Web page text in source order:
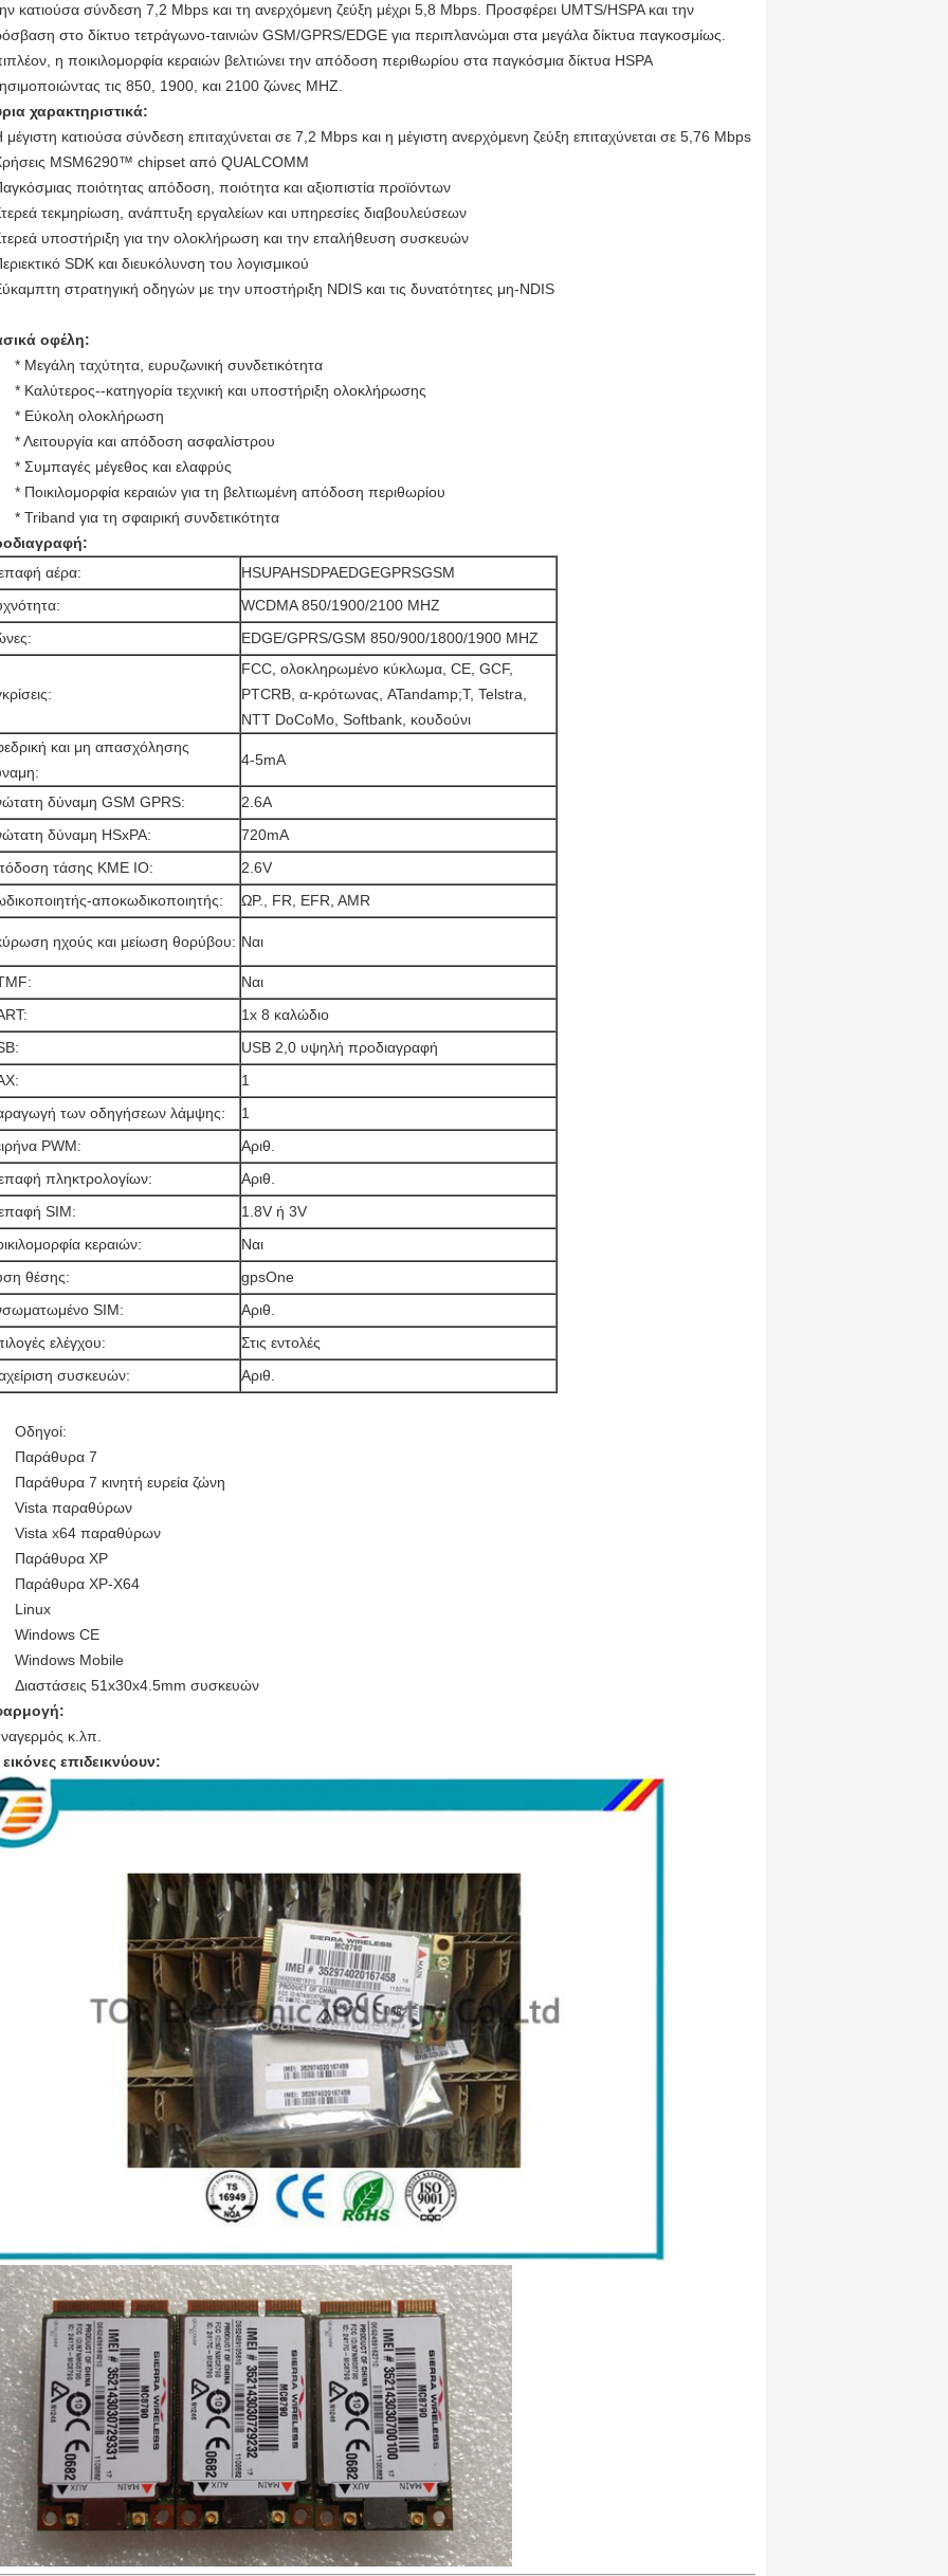
κατιούσα σύνδεση 7,2 Mbps και τη ανερχόμενη ζεύξη μέχρι 5,8 Mbps. Προσφέρει UMTS/HSPA και την
στο δίκτυο τετράγωνο-ταινιών GSM/GPRS/EDGE για περιπλανώμαι στα μεγάλα δίκτυα παγκοσμίως.
η ποικιλομορφία κεραιών βελτιώνει την απόδοση περιθωρίου στα παγκόσμια δίκτυα HSPA
τις 850, 1900, και 2100 ζώνες MHZ.
χαρακτηριστικά:
μέγιστη κατιούσα σύνδεση επιταχύνεται σε 7,2 Mbps και η μέγιστη ανερχόμενη ζεύξη επιταχύνεται σε 5,76 Mbps
MSM6290™ chipset από QUALCOMM
ποιότητας απόδοση, ποιότητα και αξιοπιστία προϊόντων
τεκμηρίωση, ανάπτυξη εργαλείων και υπηρεσίες διαβουλεύσεων
υποστήριξη για την ολοκλήρωση και την επαλήθευση συσκευών
SDK και διευκόλυνση του λογισμικού
στρατηγική οδηγών με την υποστήριξη NDIS και τις δυνατότητες μη-NDIS
οφέλη:
* Μεγάλη ταχύτητα, ευρυζωνική συνδετικότητα
* Καλύτερος--κατηγορία τεχνική και υποστήριξη ολοκλήρωσης
* Εύκολη ολοκλήρωση
* Λειτουργία και απόδοση ασφαλίστρου
* Συμπαγές μέγεθος και ελαφρύς
* Ποικιλομορφία κεραιών για τη βελτιωμένη απόδοση περιθωρίου
* Triband για τη σφαιρική συνδετικότητα
αέρα:
HSUPAHSDPAEDGEGPRSGSM
WCDMA 850/1900/2100 MHZ
EDGE/GPRS/GSM 850/900/1800/1900 MHZ
FCC, ολοκληρωμένο κύκλωμα, CE, GCF,
PTCRB, α-κρότωνας, ATandamp;T, Telstra,
NTT DoCoMo, Softbank, κουδούνι
και μη απασχόλησης
4-5mA
δύναμη GSM GPRS:
2.6A
δύναμη HSxPA:
720mA
τάσης ΚΜΕ IO:
2.6V
αποκωδικοποιητής:
ΩΡ., FR, EFR, AMR
ηχούς και μείωση θορύβου: Ναι
Ναι
1x 8 καλώδιο
USB 2,0 υψηλή προδιαγραφή
1
των οδηγήσεων λάμψης:
1
PWM:
Αριθ.
πληκτρολογίων:
Αριθ.
SIM:
1.8V ή 3V
κεραιών:
Ναι
θέσης:
gpsOne
SIM:
Αριθ.
ελέγχου:
Στις εντολές
συσκευών:
Αριθ.
Οδηγοί:
Παράθυρα 7
Παράθυρα 7 κινητή ευρεία ζώνη
Vista παραθύρων
Vista x64 παραθύρων
Παράθυρα XP
Παράθυρα XP-X64
Linux
Windows CE
Windows Mobile
Διαστάσεις 51x30x4.5mm συσκευών
κ.λπ.
επιδεικνύουν: